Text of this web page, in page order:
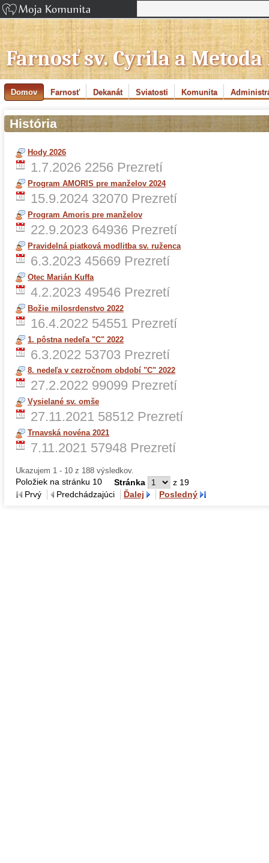
Farnosť sv. Cyrila a
Domov Farnosť Dekanát Sviatosti Komunita
História
Hody 2026
1.7.2026 2256 Prezretí
Program AMORIS pre manželov 2024
15.9.2024 32070 Prezretí
Program Amoris pre manželov
22.9.2023 64936 Prezretí
Pravidelná piatková modlitba sv. ruženca
6.3.2023 45669 Prezretí
Otec Marián Kuffa
4.2.2023 49546 Prezretí
Božie milosrdenstvo 2022
16.4.2022 54551 Prezretí
1. pôstna nedeľa "C" 2022
6.3.2022 53703 Prezretí
8. nedeľa v cezročnom období "C" 2022
27.2.2022 99099 Prezretí
Vysielané sv. omše
27.11.2021 58512 Prezretí
Trnavská novéna 2021
7.11.2021 57948 Prezretí
Ukazujem 1 - 10 z 188 výsledkov.
Položiek na stránku 10
Stránka
z 19
Prvý
Predchádzajúci Ďalej Posledný